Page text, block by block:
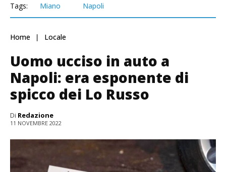
Tags: Miano Napoli
Home Locale
Uomo ucciso in auto a
Napoli: era esponente di
spicco dei Lo Russo
Di Redazione
11 NOVEMBRE 2022